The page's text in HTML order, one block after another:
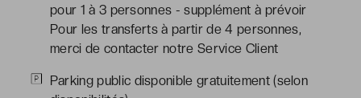
pour 1 à 3 personnes - supplément à prévoir
Pour les transferts à partir de 4 personnes,
merci de contacter notre Service Client
Parking public disponible gratuitement (selon